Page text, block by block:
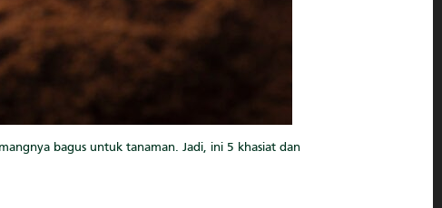
bagus untuk tanaman. Jadi, ini 5 khasiat dan